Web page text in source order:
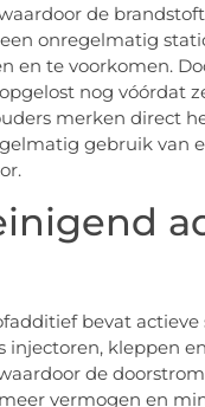
de
onregelmatig
en te voorkomen.
nog vóórdat
merken direct
gebruik van
bevat
injectoren, kleppen
de
vermogen en